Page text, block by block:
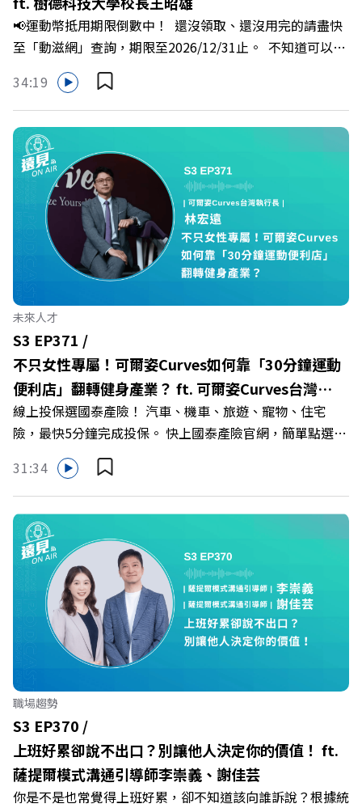
分權拿回手裡？ +++++📓《透視職場冰山》新書介紹
>>>https://bookzone.cwgv.com.tw/book/BWL108🎂歡
慶遠見40歲生日！手速搶下破天荒的獨家優惠
>>>https://gvmkt.pse.is/9e5pbz✨關注《遠見》更多的社
群：LINE：https://reurl.cc/A4ELQpIG：
Powered by Firstory Hosting
📢運動幣抵用期限倒數中！ 還沒領取、還沒用完的請盡快
至「動滋網」查詢，期限至2026/12/31止。 不知道可以在
哪裡使用嗎？ 上「動滋網」【合作店家】專區，全台五千
多家合作業者任你選，馬上來找適用地點！ ➡️
https://fstry.pse.is/9epct2 —— 以上為 FMTaiwan 與
Firstory Podcast 廣告 —— 在少子化浪潮、私校面臨退場
海嘯的嚴峻考驗下，南台灣的技職學校該如何轉型突圍？
本集《遠見ON AIR》邀請到樹德科技大學校長王昭雄，帶
你解析樹德科大如何打造出兼顧學校永續發展與地方創生的
技職教育新典範！ 🔺如何從「傳統私校」轉型為「產學無
縫接軌者」？ 🔺AI如何深度賦能設計與人文學科學群？ 🔺
首創「菲律賓半導體專班」！驚豔科技界的國際精準育才
🔺一舉拿下4大USR專案！深耕地方的溫暖社會責任平台 主
持人／遠見雜誌副社長兼遠見智庫總編輯 李建興 與談人／
樹德科技大學校長 王昭雄 +++++ 🎂歡慶遠見40歲生日！手
速搶下破天荒的獨家優惠
>>>https://gvmkt.pse.is/9e5pbz ✨關注《遠見》更多的社
群： LINE：https://reurl.cc/A4ELQp IG：
https://bit.ly/3AjBWNV YT：https://bit.ly/38jNi9k
Powered by Firstory Hosting
34:19
未來人才
S3 EP371 /
不只女性專屬！可爾姿Curves如何靠「30分鐘運動
便利店」翻轉健身產業？ ft. 可爾姿Curves台灣執
行長林宏遠
線上投保選國泰產險！ 汽車、機車、旅遊、寵物、住宅
險，最快5分鐘完成投保。 快上國泰產險官網，簡單點選，
保障立即到位！ https://fstry.pse.is/9eddvv —— 以上為
Firstory Podcast 廣告 —— 在健康意識抬頭、健身產業百
家爭鳴的激烈浪潮下，傳統的健身房該如何轉型突圍？ 本
集《遠見ON AIR》邀請到可爾姿Curves台灣執行長林宏
遠，帶你解析可爾姿如何打造出兼顧健康生活與女力創業的
健身新契機！ 🔺如何從「傳統大型健身房」轉型為「社區
運動便利店」？ 🔺運動如何落實最貼心的「女性專屬、零
壓力」空間？ 🔺對抗肌少症、預防高齡化！驚豔醫學界的
「社會處方」 🔺超高加盟成功率！為無數女性圓夢的「女
力互助與微型創業平台」 主持人／遠見雜誌副社長兼遠見
智庫總編輯 李建興 與談人／可爾姿Curves台灣執行長 林宏
遠 +++++ 🫧清除腦袋的盲點，也順手理清生活的雜亂。 點
開看質感養成術>> https://gvmkt.pse.is/9al3px ✨關注
《遠見》更多的社群： LINE：https://reurl.cc/A4ELQp
IG：https://bit.ly/3AjBWNV YT：https://bit.ly/38jNi9k
Powered by Firstory Hosting
31:34
職場趨勢
S3 EP370 /
上班好累卻說不出口？別讓他人決定你的價值！ ft.
薩提爾模式溝通引導師李崇義、謝佳芸
你是不是也常覺得上班好累，卻不知道該向誰訴說？根據統